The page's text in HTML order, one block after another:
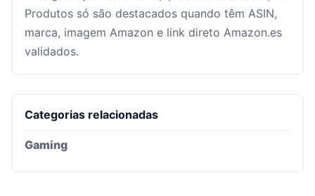
Produtos só são destacados quando têm ASIN,
marca, imagem Amazon e link direto Amazon.es
validados.
Categorias relacionadas
Gaming